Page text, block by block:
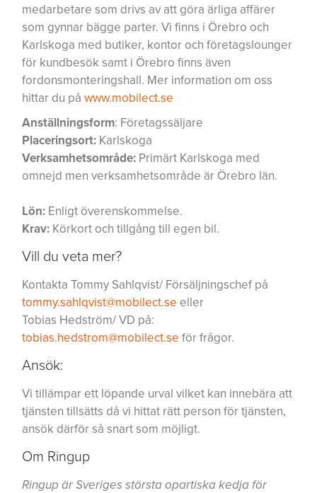
medarbetare som drivs av att göra ärliga affärer
som gynnar bägge parter. Vi finns i Örebro och
Karlskoga med butiker, kontor och företagslounger
för kundbesök samt i Örebro finns även
fordonsmonteringshall. Mer information om oss
hittar du påwww.mobilect.se
Anställningsform: Företagssäljare
Placeringsort: Karlskoga
Verksamhetsområde: Primärt Karlskoga med
omnejd men verksamhetsområde är Örebro län.
Lön: Enligt överenskommelse.
Krav: Körkort och tillgång till egen bil.
Vill du veta mer?
Kontakta Tommy Sahlqvist/ Försäljningschef på
tommy.sahlqvist@mobilect.se eller
Tobias Hedström/ VD på:
tobias.hedstrom@mobilect.se för frågor.
Ansök:
Vi tillämpar ett löpande urval vilket kan innebära att
tjänsten tillsätts då vi hittat rätt person för tjänsten,
ansök därför så snart som möjligt.
Om Ringup
Ringup är Sveriges största opartiska kedja för